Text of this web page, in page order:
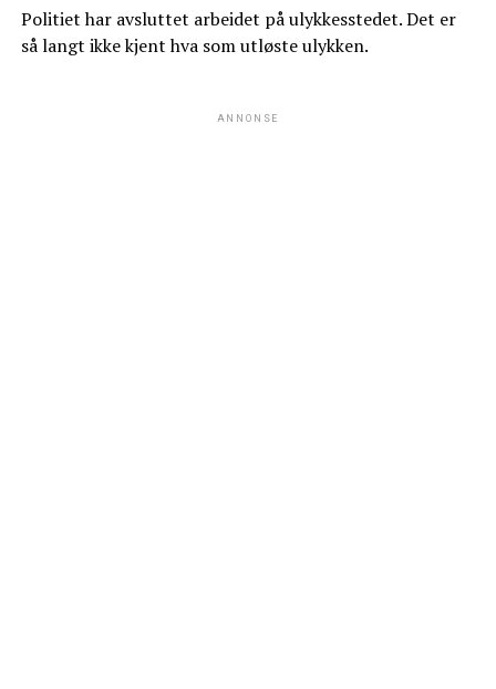
Politiet har avsluttet arbeidet på ulykkesstedet. Det er
så langt ikke kjent hva som utløste ulykken.
ANNONSE